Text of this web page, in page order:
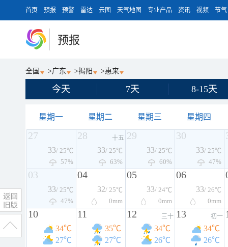
首页 预报 预警 雷达 云图 天气地图 专业产品 资讯 视频 节气
预报
全国 >广东 >揭阳 >惠来
今天 7天 8-15天
星期一 星期二 星期三 星期四
27
33/ 25℃
57%
28 十五
33/ 25℃
63%
29
33/ 25℃
60%
30
33/ 25℃
47%
03
33/ 25℃
47%
04
32/ 25℃
0mm
05
33/ 24℃
0mm
06
33/ 26℃
0mm
10
34℃
27℃
11
35℃
27℃
12 三十
34℃
26℃
13 初一
34℃
26℃